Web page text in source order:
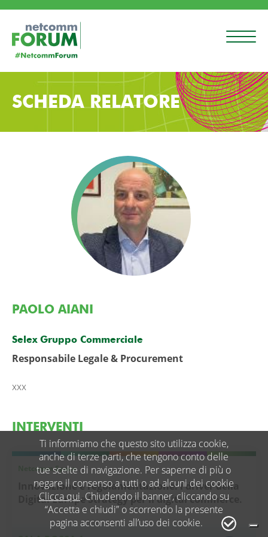
SCHEDA RELATORE
PAOLO AIANI
Selex Gruppo Commerciale
Responsabile Legale & Procurement
xxx
INTERVENTI
Netcomm Space
Innovazione e regolamentazione: i driver della
Digital Europe Strategy per il digital commerce.
Ti informiamo che questo sito utilizza cookie,
anche di terze parti, che tengono conto delle
tue scelte di navigazione. Per saperne di più o
negare il consenso a tutti o ad alcuni dei cookie
Clicca qui. Chiudendo il banner, cliccando su
“Accetta e chiudi” o scorrendo la presente
pagina acconsenti all’uso dei cookie.